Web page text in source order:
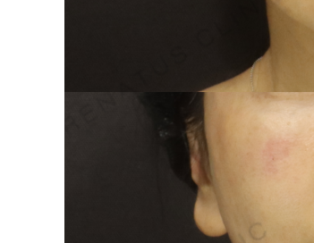
レナトゥスヒアルロン酸
ダイヤモンドフィール/ピ
ネハ
スネコス
リジュラン
ゴウリ